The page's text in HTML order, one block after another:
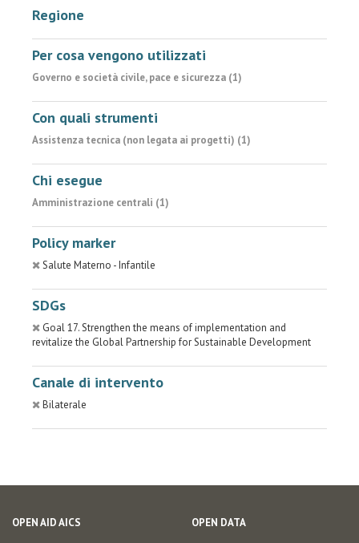
Regione
Per cosa vengono utilizzati
Governo e società civile, pace e sicurezza (1)
Con quali strumenti
Assistenza tecnica (non legata ai progetti) (1)
Chi esegue
Amministrazione centrali (1)
Policy marker
Salute Materno - Infantile
SDGs
Goal 17. Strengthen the means of implementation and
revitalize the Global Partnership for Sustainable Development
Canale di intervento
Bilaterale
OPEN AID AICS OPEN DATA